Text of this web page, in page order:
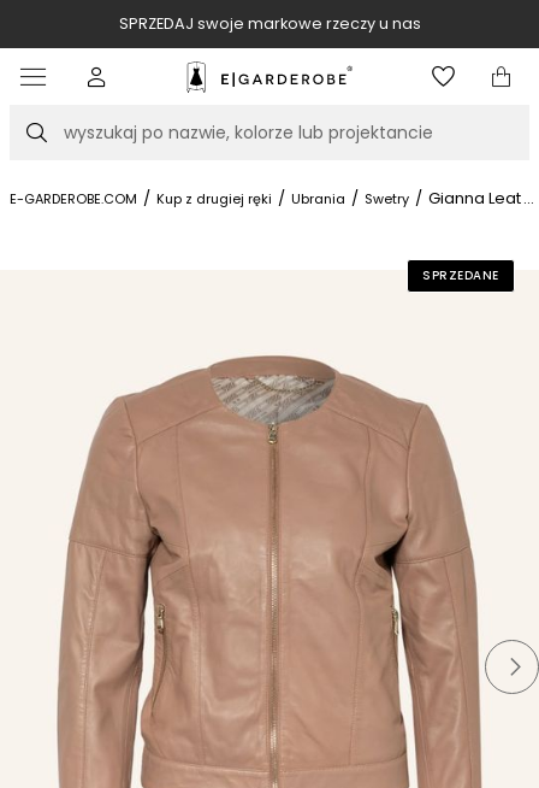
SPRZEDAJ swoje markowe rzeczy u nas
Szukaj
E-GARDEROBE.COM / Kup z drugiej ręki / Ubrania / Swetry / Gianna ...
SPRZEDANE